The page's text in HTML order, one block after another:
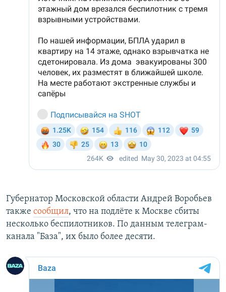
Губернатор Московской области Андрей Воробьев
также сообщил, что на подлёте к Москве сбиты
несколько беспилотников. По данным телеграм-
канала "База", их было более десяти.